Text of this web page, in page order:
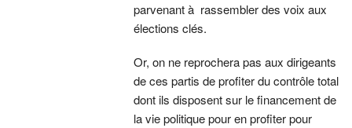
parvenant à rassembler des voix aux
élections clés.
Or, on ne reprochera pas aux dirigeants
de ces partis de profiter du contrôle total
dont ils disposent sur le financement de
la vie politique pour en profiter pour